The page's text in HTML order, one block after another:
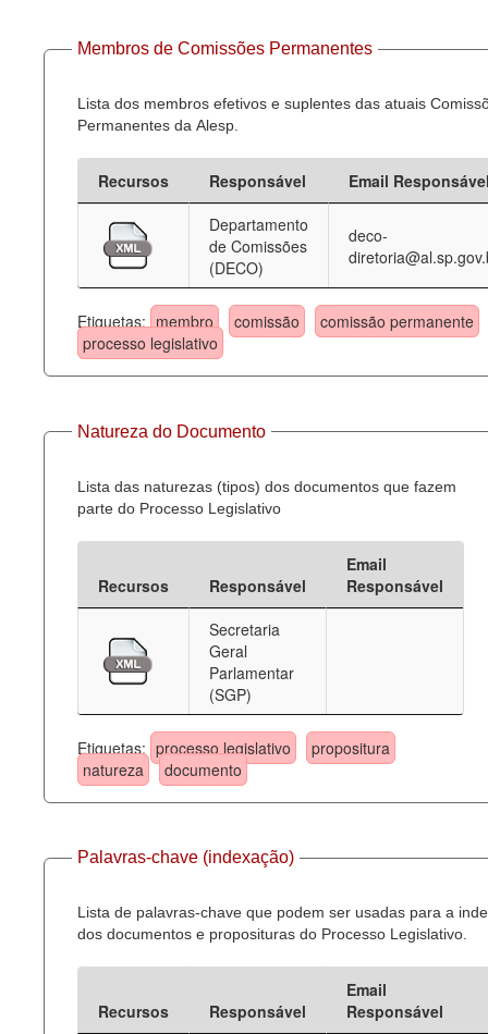
Membros de Comissões Permanentes
Lista dos membros efetivos e suplentes das atuais
Permanentes da Alesp.
Recursos Responsável
Email
Departamento
de Comissões
(DECO)
deco-
Etiquetas: membro comissão
comissão permanente
processo legislativo
Natureza do Documento
Lista das naturezas (tipos) dos documentos que fazem
parte do Processo Legislativo
Recursos Responsável
Email
Responsável
Secretaria
Geral
Parlamentar
(SGP)
Etiquetas: processo legislativo
propositura
natureza
documento
Palavras-chave (indexação)
Lista de palavras-chave que podem ser usadas para a
dos documentos e proposituras do Processo Legislativo.
Recursos Responsável
Email
Responsável